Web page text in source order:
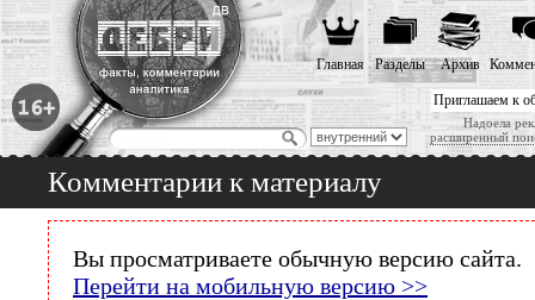
Приглашаем к
Надоела
расширенный
Главная Разделы Архив
Комментарии к материалу
Вы просматриваете обычную версию сайта.
Перейти на мобильную версию >>